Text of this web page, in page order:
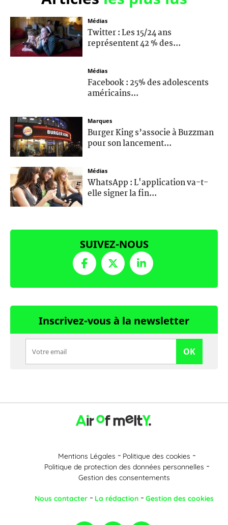
Médias
Twitter : Les 15/24 ans
représentent 42 % des...
Médias
Facebook : 25% des adolescents
américains...
Marques
Burger King s’associe à Buzzman
pour son lancement...
Médias
WhatsApp : L'application va-t-
elle signer la fin...
SUIVEZ-NOUS
Inscrivez-vous à la newsletter
OK
Mentions Légales
Politique des cookies
Politique de protection des données personnelles
Gestion des consentements
Nous contacter La rédaction Gestion des cookies